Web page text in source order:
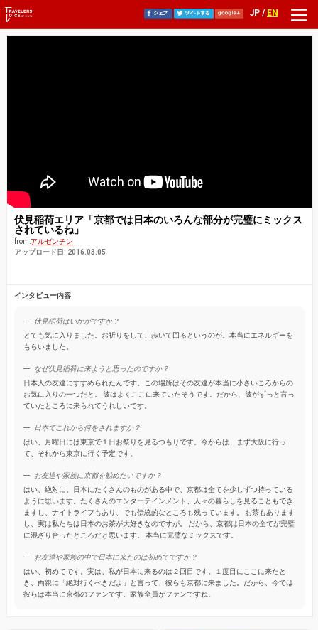
JP / EN
伏見稲荷エリア「京都では日本のいろんな部分が完璧にミックス
されているね」
from:アルゼンチン
アップロード日: 2016.03.05
インタビュー内容
伏見稲荷はいかがですか？
とても気に入りました。お祈りをして、歩いて回るというのが。本当にエネルギーを
もらいました。
なぜ伏見稲荷に来ようと思ったのですか？
日本人の友達にすすめられたんです。この場所はその友達が本当に小さいころからの
お気に入りの一つだと。 彼はよくここに来ていたそうです。だから、彼がずっと言っ
ていたところに来られてうれしいです。
日本でこれから何をされますか？
はい、月曜日には東京で１日お祭りを見るつもりです。今からは、まず大阪に行っ
て、それから東京に行く予定です。
お友達や家族に京都を勧めたいですか？
はい、絶対に。日本にたくさんのものがある中で、京都は全てを少しずつ持っている
ように思います。たくさんのエンターテインメント、人々の暮らしを見ることもでき
ますし、ナイトライフもあり、でも伝統的なところも残っています。 お茶もあります
し、実は私たちは日本のお茶が大好きなのですが。 だから、京都は日本の全てが完璧
に混ざり合ったところだと思います。 本当に完璧なミックスです。
お友達や家族の中で日本に来たのは初めてですか？
はい、初めてです。実は、私が日本に来るのは２回目です。１度目にここに来たと
き、両親に「絶対行くべきだよ」と言って、彼らも京都に来ました。だから、今では
彼らは本当に京都のファンです。家族全員がファンですね。